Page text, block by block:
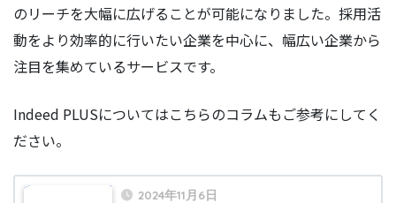
のリーチを大幅に広げることが可能になりました。採用活
動をより効率的に行いたい企業を中心に、幅広い企業から
注目を集めているサービスです。
Indeed PLUSについてはこちらのコラムもご参考にしてく
ださい。
2024年11月6日